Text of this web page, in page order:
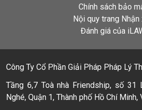
Chính sách bảo
Nội quy trang Nhận
Đánh giá của
Công Ty Cổ Phần Giải Pháp Pháp Lý
Tầng 6,7 Toà nhà Friendship, số 31
Nghé, Quận 1, Thành phố Hồ Chí Minh,